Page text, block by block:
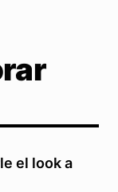
el look a